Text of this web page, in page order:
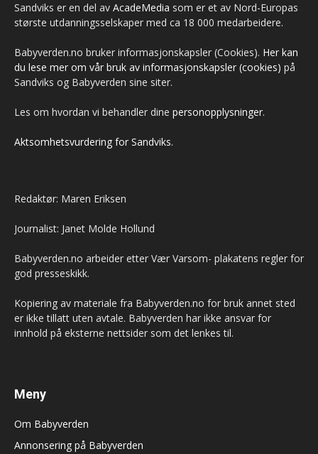
Sandviks er en del av AcadeMedia som er et av Nord-Europas
største utdanningsselskaper med ca 18 000 medarbeidere.
Babyverden.no bruker informasjonskapsler (Cookies). Her kan
du lese mer om vår bruk av informasjonskapsler (cookies) på
Sandviks og Babyverden sine siter.
Les om hvordan vi behandler dine personopplysninger.
Aktsomhetsvurdering for Sandviks.
Redaktør: Maren Eriksen
Journalist: Janet Molde Hollund
Babyverden.no arbeider etter Vær Varsom- plakatens regler for
god presseskikk.
Kopiering av materiale fra Babyverden.no for bruk annet sted
er ikke tillatt uten avtale. Babyverden har ikke ansvar for
innhold på eksterne nettsider som det lenkes til.
Meny
Om Babyverden
Annonsering på Babyverden